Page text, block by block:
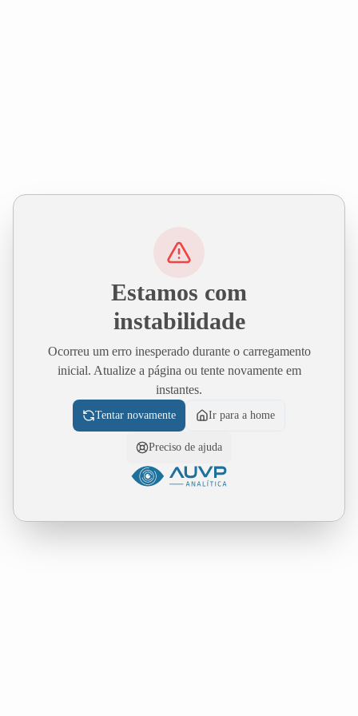
Estamos com
instabilidade
Ocorreu um erro inesperado durante o carregamento
inicial. Atualize a página ou tente novamente em
instantes.
Tentar novamente Ir para a home
Preciso de ajuda